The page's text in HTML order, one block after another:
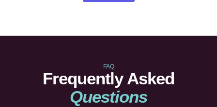
FAQ
Frequently Asked
Questions